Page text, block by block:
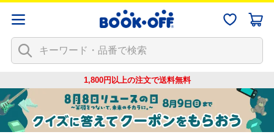
1,800円以上の注文で送料無料